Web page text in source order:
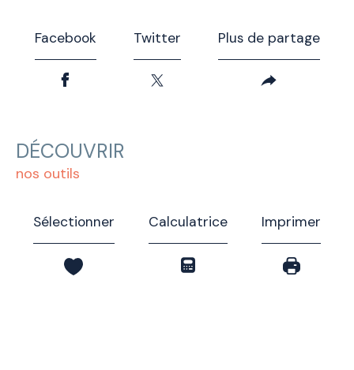
Facebook Twitter Plus de partage
DÉCOUVRIR
nos outils
Sélectionner Calculatrice Imprimer